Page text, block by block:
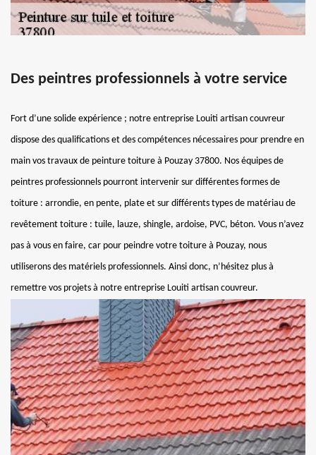
Des peintres professionnels à votre service
Fort d’une solide expérience ; notre entreprise Louiti artisan couvreur
dispose des qualifications et des compétences nécessaires pour prendre en
main vos travaux de peinture toiture à Pouzay 37800. Nos équipes de
peintres professionnels pourront intervenir sur différentes formes de
toiture : arrondie, en pente, plate et sur différents types de matériau de
revêtement toiture : tuile, lauze, shingle, ardoise, PVC, béton. Vous n’avez
pas à vous en faire, car pour peindre votre toiture à Pouzay, nous
utiliserons des matériels professionnels. Ainsi donc, n’hésitez plus à
remettre vos projets à notre entreprise Louiti artisan couvreur.